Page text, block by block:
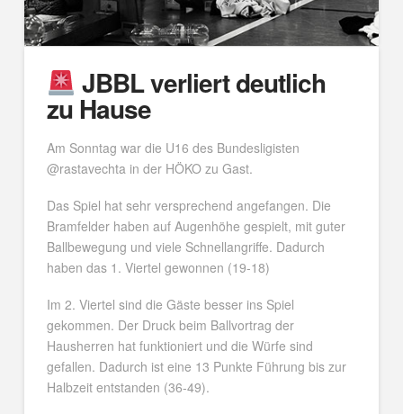
JBBL verliert deutlich
zu Hause
Am Sonntag war die U16 des Bundesligisten
@rastavechta in der HÖKO zu Gast.
Das Spiel hat sehr versprechend angefangen. Die
Bramfelder haben auf Augenhöhe gespielt, mit guter
Ballbewegung und viele Schnellangriffe. Dadurch
haben das 1. Viertel gewonnen (19-18)
Im 2. Viertel sind die Gäste besser ins Spiel
gekommen. Der Druck beim Ballvortrag der
Hausherren hat funktioniert und die Würfe sind
gefallen. Dadurch ist eine 13 Punkte Führung bis zur
Halbzeit entstanden (36-49).